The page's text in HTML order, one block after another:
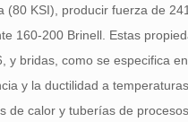
(80 KSI), producir fuerza de
160-200 Brinell. Estas
y bridas, como se especifica
y la ductilidad a
de calor y tuberías de